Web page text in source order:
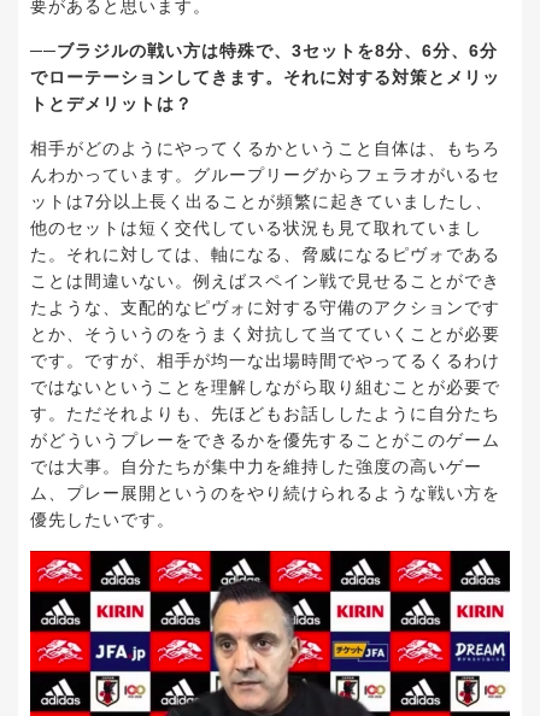
要があると思います。
──ブラジルの戦い方は特殊で、3セットを8分、6分、6分
でローテーションしてきます。それに対する対策とメリッ
トとデメリットは？
相手がどのようにやってくるかということ自体は、もちろ
んわかっています。グループリーグからフェラオがいるセ
ットは7分以上長く出ることが頻繁に起きていましたし、
他のセットは短く交代している状況も見て取れていまし
た。それに対しては、軸になる、脅威になるピヴォである
ことは間違いない。例えばスペイン戦で見せることができ
たような、支配的なピヴォに対する守備のアクションです
とか、そういうのをうまく対抗して当てていくことが必要
です。ですが、相手が均一な出場時間でやってるくるわけ
ではないということを理解しながら取り組むことが必要で
す。ただそれよりも、先ほどもお話ししたように自分たち
がどういうプレーをできるかを優先することがこのゲーム
では大事。自分たちが集中力を維持した強度の高いゲー
ム、プレー展開というのをやり続けられるような戦い方を
優先したいです。